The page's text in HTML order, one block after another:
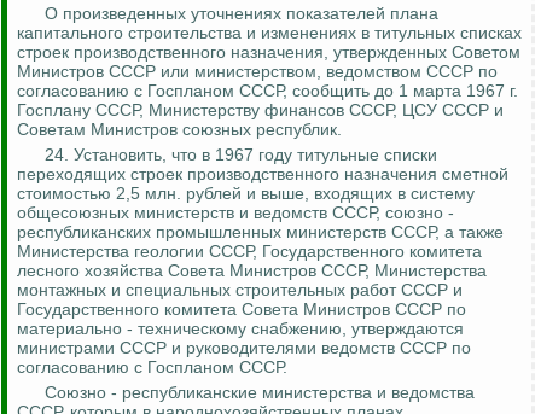
О произведенных уточнениях показателей плана
капитального строительства и изменениях в титульных списках
строек производственного назначения, утвержденных Советом
Министров СССР или министерством, ведомством СССР по
согласованию с Госпланом СССР, сообщить до 1 марта 1967 г.
Госплану СССР, Министерству финансов СССР, ЦСУ СССР и
Советам Министров союзных республик.
24. Установить, что в 1967 году титульные списки
переходящих строек производственного назначения сметной
стоимостью 2,5 млн. рублей и выше, входящих в систему
общесоюзных министерств и ведомств СССР, союзно -
республиканских промышленных министерств СССР, а также
Министерства геологии СССР, Государственного комитета
лесного хозяйства Совета Министров СССР, Министерства
монтажных и специальных строительных работ СССР и
Государственного комитета Совета Министров СССР по
материально - техническому снабжению, утверждаются
министрами СССР и руководителями ведомств СССР по
согласованию с Госпланом СССР.
Союзно - республиканские министерства и ведомства